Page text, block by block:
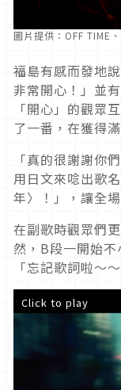
圖片提供：OFF TIME
福島有感而發地
非常開心！」並
「開心」的觀眾
了一番，在獲得
「真的很謝謝你
用日文來唸出歌
年〉！」，讓全
在副歌時觀眾們
然，B段一開始
「忘記歌詞啦～
Click to play